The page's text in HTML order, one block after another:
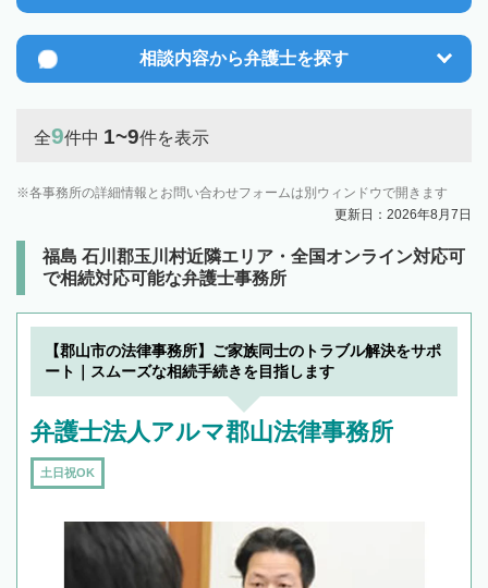
相談内容から弁護士を探す
全9件中 1~9件を表示
各事務所の詳細情報とお問い合わせフォームは別ウィンドウで開きます
更新日：2026年8月7日
福島 石川郡玉川村近隣エリア・全国オンライン対応可
で相続対応可能な弁護士事務所
【郡山市の法律事務所】ご家族同士のトラブル解決をサポ
ート｜スムーズな相続手続きを目指します
弁護士法人アルマ郡山法律事務所
土日祝OK